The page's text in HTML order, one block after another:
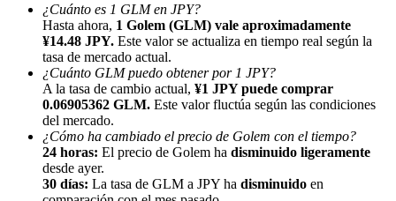
Referencia
Invita a un amigo para recibir recompensas en efectivo
Deposit CASHCAT & Win
¿Cuánto es 1 GLM en JPY?
Hasta ahora, 1 Golem (GLM) vale aproximadamente
¥14.48 JPY. Este valor se actualiza en tiempo real según la
tasa de mercado actual.
¿Cuánto GLM puedo obtener por 1 JPY?
A la tasa de cambio actual, ¥1 JPY puede comprar
0.06905362 GLM. Este valor fluctúa según las condiciones
del mercado.
¿Cómo ha cambiado el precio de Golem con el tiempo?
24 horas: El precio de Golem ha disminuido ligeramente
desde ayer.
30 días: La tasa de GLM a JPY ha disminuido en